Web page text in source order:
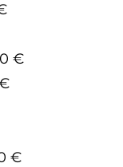
€
€